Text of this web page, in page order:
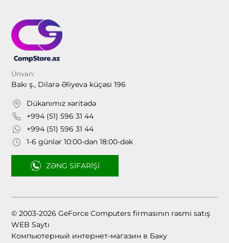
Ünvan:
Bakı ş., Dilarə Əliyeva küçəsi 196
Dükanımız xəritədə
+994 (51) 596 31 44
+994 (51) 596 31 44
1-6 günlər 10:00-dən 18:00-dək
ZƏNG SIFARIŞI
© 2003-2026 GeForce Computers firmasının rəsmi satış
WEB Saytı
Компьютерный интернет-магазин в Баку